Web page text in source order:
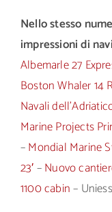
Nello stesso
impressioni di
Albemarle 27
Boston Whaler 14
Navali
Marine Projects
–Mondial Marine
23′–Nuovo
1100 cabin–